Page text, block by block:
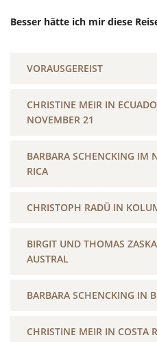
Besser hätte ich mir diese
VORAUSGEREIST
CHRISTINE MEIR IN
NOVEMBER 21
BARBARA SCHENCKING IM
RICA
CHRISTOPH RADÜ IN
BIRGIT UND THOMAS
AUSTRAL
BARBARA SCHENCKING IN
CHRISTINE MEIR IN COSTA